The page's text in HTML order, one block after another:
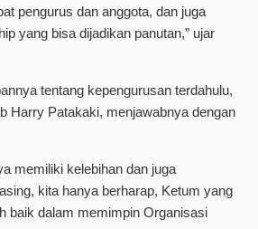
pengurus dan anggota, dan juga
yang bisa dijadikan panutan,” ujar
tentang kepengurusan terdahulu,
Harry Patakaki, menjawabnya dengan
memiliki kelebihan dan juga
kita hanya berharap, Ketum yang
baik dalam memimpin Organisasi